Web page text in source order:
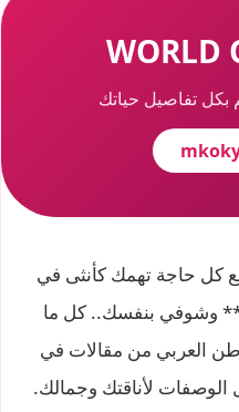
WORLD
بكل تفاصيل حياتك
كل حاجة تهمك كأنثى في
وشوفي بنفسك.. كل ما
العربي من مقالات في
لأناقتك وجمالك.